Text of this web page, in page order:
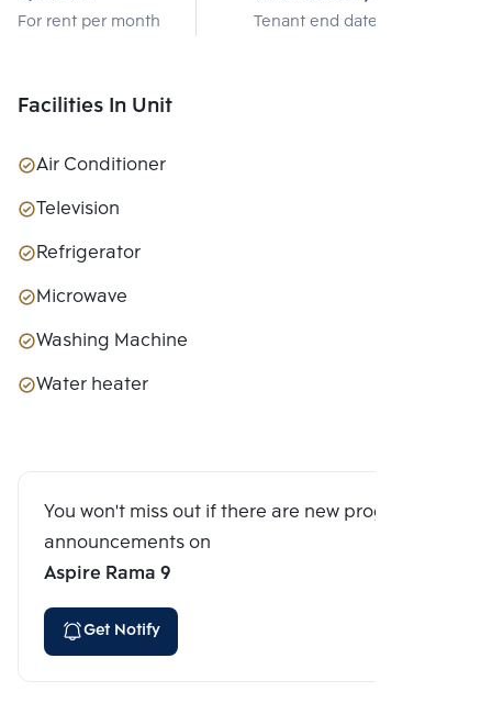
For rent per month Tenant end date
Facilities In Unit
Air Conditioner
Television
Refrigerator
Microwave
Washing Machine
Water heater
You won't miss out if there are new program
announcements on
Aspire Rama 9
Get Notify